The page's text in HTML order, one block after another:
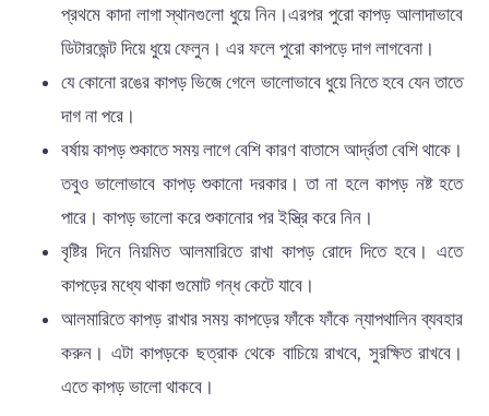
প্রথমে কাদা লাগা স্থানগুলো ধুয়ে নিন।এরপর পুরো কাপড় আলাদাভাবে
ডিটারজেন্ট দিয়ে ধুয়ে ফেলুন। এর ফলে পুরো কাপড়ে দাগ লাগবেনা।
যে কোনো রঙের কাপড় ভিজে গেলে ভালোভাবে ধুয়ে নিতে হবে যেন তাতে
দাগ না পরে।
বর্ষায় কাপড় শুকাতে সময় লাগে বেশি কারণ বাতাসে আর্দ্রতা বেশি থাকে।
তবুও ভালোভাবে কাপড় শুকানো দরকার। তা না হলে কাপড় নষ্ট হতে
পারে। কাপড় ভালো করে শুকানোর পর ইস্ত্রি করে নিন।
বৃষ্টির দিনে নিয়মিত আলমারিতে রাখা কাপড় রোদে দিতে হবে। এতে
কাপড়ের মধ্যে থাকা গুমোট গন্ধ কেটে যাবে।
আলমারিতে কাপড় রাখার সময় কাপড়ের ফাঁকে ফাঁকে ন্যাপথালিন ব্যবহার
করুন। এটা কাপড়কে ছত্রাক থেকে বাচিয়ে রাখবে, সুরক্ষিত রাখবে।
এতে কাপড় ভালো থাকবে।